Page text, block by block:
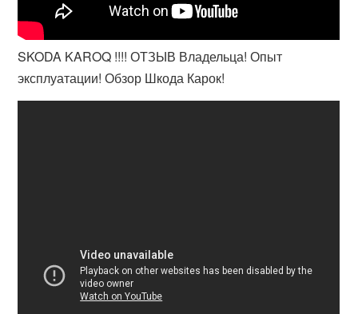
SKODA KAROQ !!!! ОТЗЫВ Владельца! Опыт
эксплуатации! Обзор Шкода Карок!